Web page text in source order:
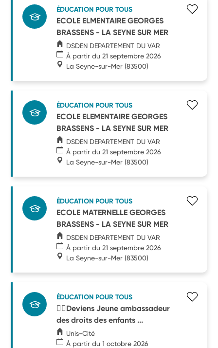
ÉDUCATION POUR TOUS
ECOLE ELMENTAIRE GEORGES
BRASSENS - LA SEYNE SUR MER
DSDEN DEPARTEMENT DU VAR
À partir du 21 septembre 2026
La Seyne-sur-Mer (83500)
ÉDUCATION POUR TOUS
ECOLE ELEMENTAIRE GEORGES
BRASSENS - LA SEYNE SUR MER
DSDEN DEPARTEMENT DU VAR
À partir du 21 septembre 2026
La Seyne-sur-Mer (83500)
ÉDUCATION POUR TOUS
ECOLE MATERNELLE GEORGES
BRASSENS - LA SEYNE SUR MER
DSDEN DEPARTEMENT DU VAR
À partir du 21 septembre 2026
La Seyne-sur-Mer (83500)
ÉDUCATION POUR TOUS
🧑‍⚖️Deviens Jeune ambassadeur
des droits des enfants ...
Unis-Cité
À partir du 1 octobre 2026